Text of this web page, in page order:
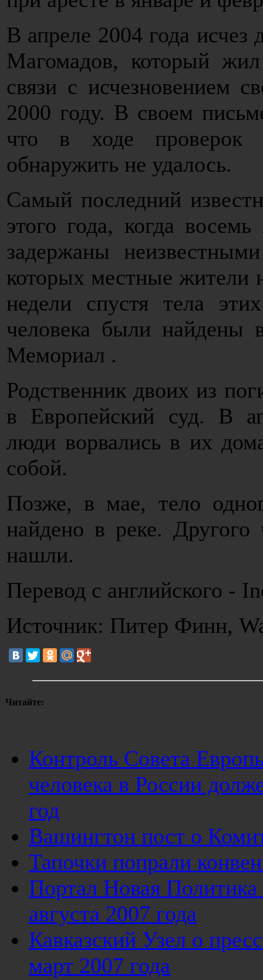
В апреле 2004 года
Магомадов, который
связи с исчезновением
2000 году. В своем
что в ходе проверок
обнаружить не удалось.
Самый последний
этого года, когда
задержаны
которых местные жители
недели спустя тела
человека были найдены
Мемориал .
Родственник двоих из
в Европейский суд. В
люди ворвались в их
собой.
Позже, в мае, тело
найдено в реке.
нашли.
Перевод с английского -
Источник: Питер Финн,
Читайте:
Контроль Совета
человека в России
год
Вашингтон пост о
Тапочки попрали
Портал Новая
августа 2007 года
Кавказский Узел о
март 2007 года